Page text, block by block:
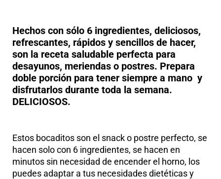
Hechos con sólo 6 ingredientes, deliciosos,
refrescantes, rápidos y sencillos de hacer,
son la receta saludable perfecta para
desayunos, meriendas o postres. Prepara
doble porción para tener siempre a mano y
disfrutarlos durante toda la semana.
DELICIOSOS.
Estos bocaditos son el snack o postre perfecto, se
hacen solo con 6 ingredientes, se hacen en
minutos sin necesidad de encender el horno, los
puedes adaptar a tus necesidades dietéticas y